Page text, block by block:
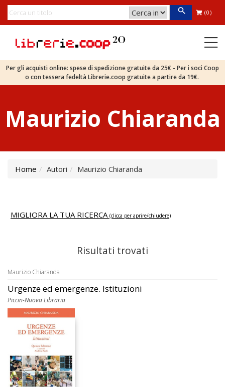
(0)
Per gli acquisti online: spese di spedizione gratuite da 25€ - Per i soci Coop
o con tessera fedeltà Librerie.coop gratuite a partire da 19€.
Maurizio Chiaranda
Home Autori Maurizio Chiaranda
MIGLIORA LA TUA RICERCA (clicca per aprire/chiudere)
Risultati trovati
Maurizio Chiaranda
Urgenze ed emergenze. Istituzioni
Piccin-Nuova Libraria